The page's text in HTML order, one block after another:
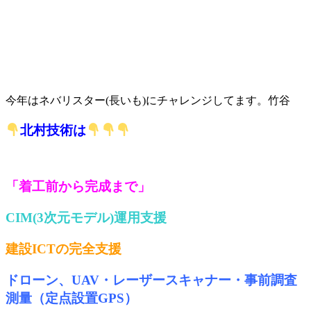
今年はネバリスター(長いも)にチャレンジしてます。竹谷
北村技術は
「着工前から完成まで」
CIM(3次元モデル)運用支援
建設ICTの完全支援
ドローン、UAV・レーザースキャナー・事前調査
測量（定点設置GPS）